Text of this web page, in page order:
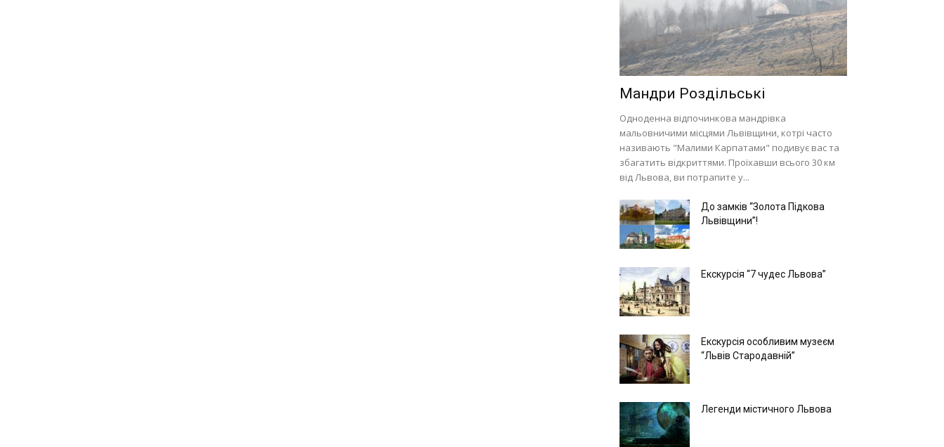
Мандри Роздільські
Одноденна відпочинкова мандрівка
мальовничими місцями Львівщини, котрі часто
називають "Малими Карпатами" подивує вас та
збагатить відкриттями. Проїхавши всього 30 км
від Львова, ви потрапите у...
До замків “Золота Підкова
Львівщини”!
Екскурсія “7 чудес Львова”
Екскурсія особливим музеєм
“Львів Стародавній”
Легенди містичного Львова